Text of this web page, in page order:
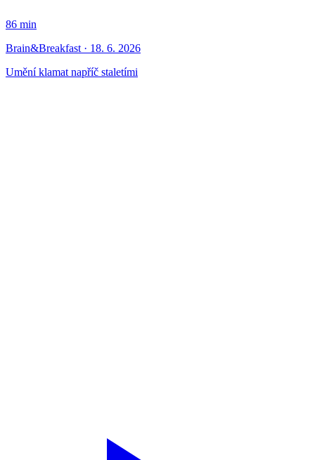
86 min
Brain&Breakfast · 18. 6. 2026
Umění klamat napříč staletími